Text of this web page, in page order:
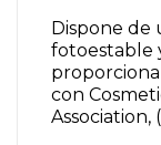
Dispone de
fotoestable
con
Association,